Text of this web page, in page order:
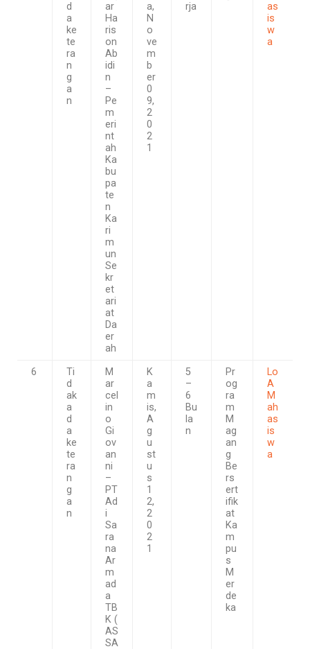
d
a
ke
te
ra
n
g
a
n
ar
Ha
ris
on
Ab
idi
n
–
Pe
m
eri
nt
ah
Ka
bu
pa
te
n
Ka
ri
m
un
Se
kr
et
ari
at
Da
er
ah
a,
N
o
ve
m
b
er
0
9,
2
0
2
1
rja
as
is
w
a
6
Ti
d
ak
a
d
a
ke
te
ra
n
g
a
n
M
ar
cel
in
o
Gi
ov
an
ni
–
PT
Ad
i
Sa
ra
na
Ar
m
ad
a
TB
K (
AS
SA
K
a
m
is,
A
g
u
st
u
s
1
2,
2
0
2
1
5
–
6
Bu
la
n
Pr
og
ra
m
M
ag
an
g
Be
rs
ert
ifik
at
Ka
m
pu
s
M
er
de
ka
Lo
A
M
ah
as
is
w
a